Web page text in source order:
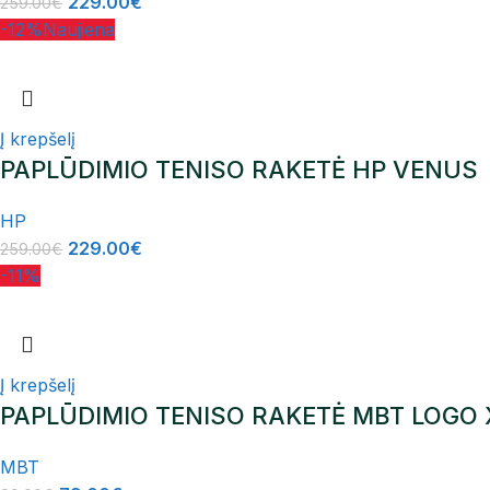
-12%Naujiena
Į krepšelį
PAPLŪDIMIO TENISO RAKETĖ HP VENUS
HP
259.00€ 229.00€
-11%
Į krepšelį
PAPLŪDIMIO TENISO RAKETĖ MBT LOGO
MBT